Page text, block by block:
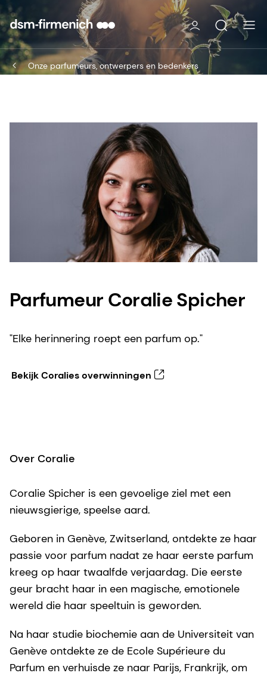
Onze parfumeurs, ontwerpers en bedenkers
Parfumeur Coralie Spicher
"Elke herinnering roept een parfum op."
Bekijk Coralies overwinningen
Over Coralie
Coralie Spicher is een gevoelige ziel met een
nieuwsgierige, speelse aard.
Geboren in Genève, Zwitserland, ontdekte ze haar
passie voor parfum nadat ze haar eerste parfum
kreeg op haar twaalfde verjaardag. Die eerste
geur bracht haar in een magische, emotionele
wereld die haar speeltuin is geworden.
Na haar studie biochemie aan de Universiteit van
Genève ontdekte ze de Ecole Supérieure du
Parfum en verhuisde ze naar Parijs, Frankrijk, om